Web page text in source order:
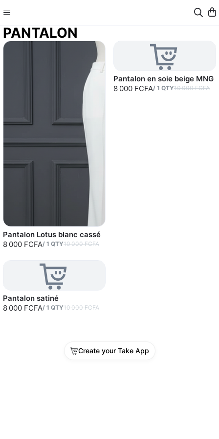
PANTALON
Pantalon Lotus blanc cassé
8 000 FCFA/ 1 QTY10 000 FCFA
Pantalon en soie beige MNG
8 000 FCFA/ 1 QTY10 000 FCFA
Pantalon satiné
8 000 FCFA/ 1 QTY10 000 FCFA
Create your Take App